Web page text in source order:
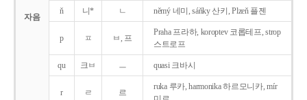
자음
ň 니* ㄴ němý 네미, sáňky 산키, Plzeň 플젠
p ㅍ ㅂ, 프
Praha 프라하, koroptev 코롭테프, strop
스트로프
qu 크ㅂ ㅡ quasi 크바시
r ㄹ 르
ruka 루카, harmonika 하르모니카, mír